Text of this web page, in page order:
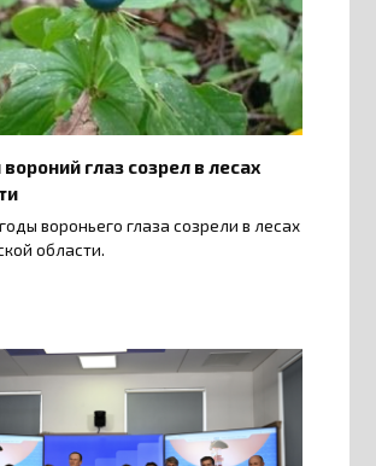
глаз созрел в лесах
вороньего глаза созрели в лесах
области.